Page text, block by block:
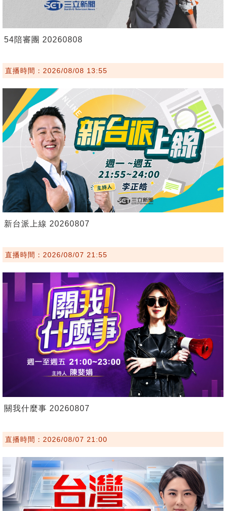
54陪審團 20260808
直播時間：2026/08/08 13:55
新台派上線 20260807
直播時間：2026/08/07 21:55
關我什麼事 20260807
直播時間：2026/08/07 21:00